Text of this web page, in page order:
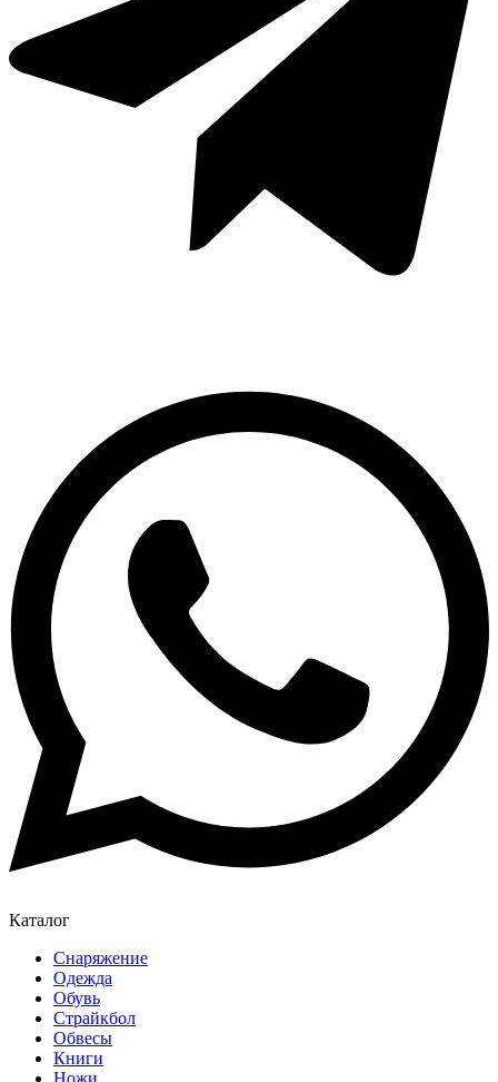
Каталог
Снаряжение
Одежда
Обувь
Страйкбол
Обвесы
Книги